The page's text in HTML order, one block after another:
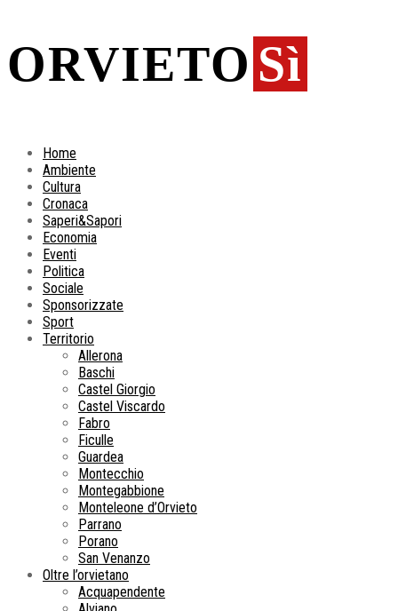
ORVIETO Sì
Home
Ambiente
Cultura
Cronaca
Saperi&Sapori
Economia
Eventi
Politica
Sociale
Sponsorizzate
Sport
Territorio
Allerona
Baschi
Castel Giorgio
Castel Viscardo
Fabro
Ficulle
Guardea
Montecchio
Montegabbione
Monteleone d’Orvieto
Parrano
Porano
San Venanzo
Oltre l’orvietano
Acquapendente